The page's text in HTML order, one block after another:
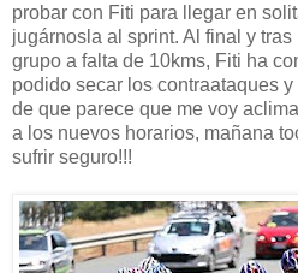
probar con Fiti para llegar en
jugárnosla al sprint. Al final y
grupo a falta de 10kms, Fiti ha
podido secar los contraataques
de que parece que me voy
a los nuevos horarios, mañana
sufrir seguro!!!